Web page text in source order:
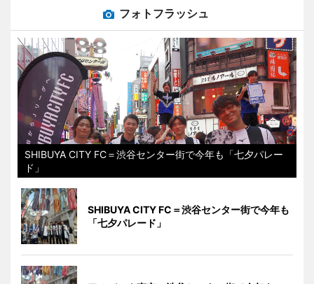
フォトフラッシュ
SHIBUYA CITY FC＝渋谷センター街で今年も「七夕パレー
ド」
SHIBUYA CITY FC＝渋谷センター街で今年も
「七夕パレード」